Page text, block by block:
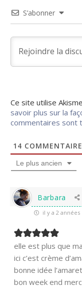
S’abonner
Ce site utilise
savoir plus sur la
commentaires sont
14
Le plus ancien
Barbara
il y a 2 années
elle est plus que
ici c’est crème
bonne idée
bon week end